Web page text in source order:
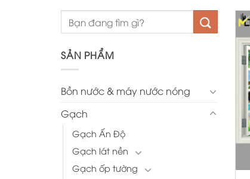
SẢN PHẨM
Bồn nước & máy nước nóng
Gạch
Gạch Ấn Độ
Gạch lát nền
Gạch ốp tường